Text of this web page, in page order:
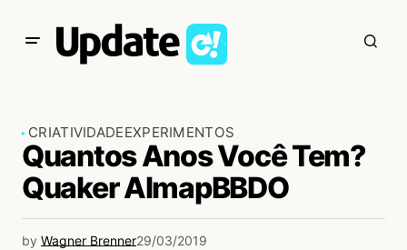
CRIATIVIDADEEXPERIMENTOS
Quantos Anos Você Tem?
Quaker AlmapBBDO
by Wagner Brenner29/03/2019